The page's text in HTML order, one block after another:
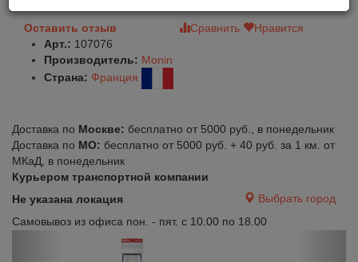
Оставить отзыв Сравнить
Нравится
Арт.: 107076
Производитель: Monin
Страна: Франция
Доставка по Москве: бесплатно от 5000 руб., в понедельник
Доставка по МО: бесплатно от 5000 руб. + 40 руб. за 1 км. от
МКаД, в понедельник
Курьером транспортной компании
Не указана локация
Выбрать город
Самовывоз из офиса пон. - пят. с 10.00 по 18.00